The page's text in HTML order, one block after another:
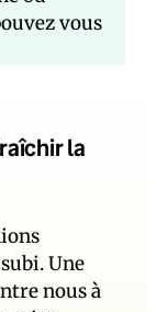
vous
la
Une
nous à